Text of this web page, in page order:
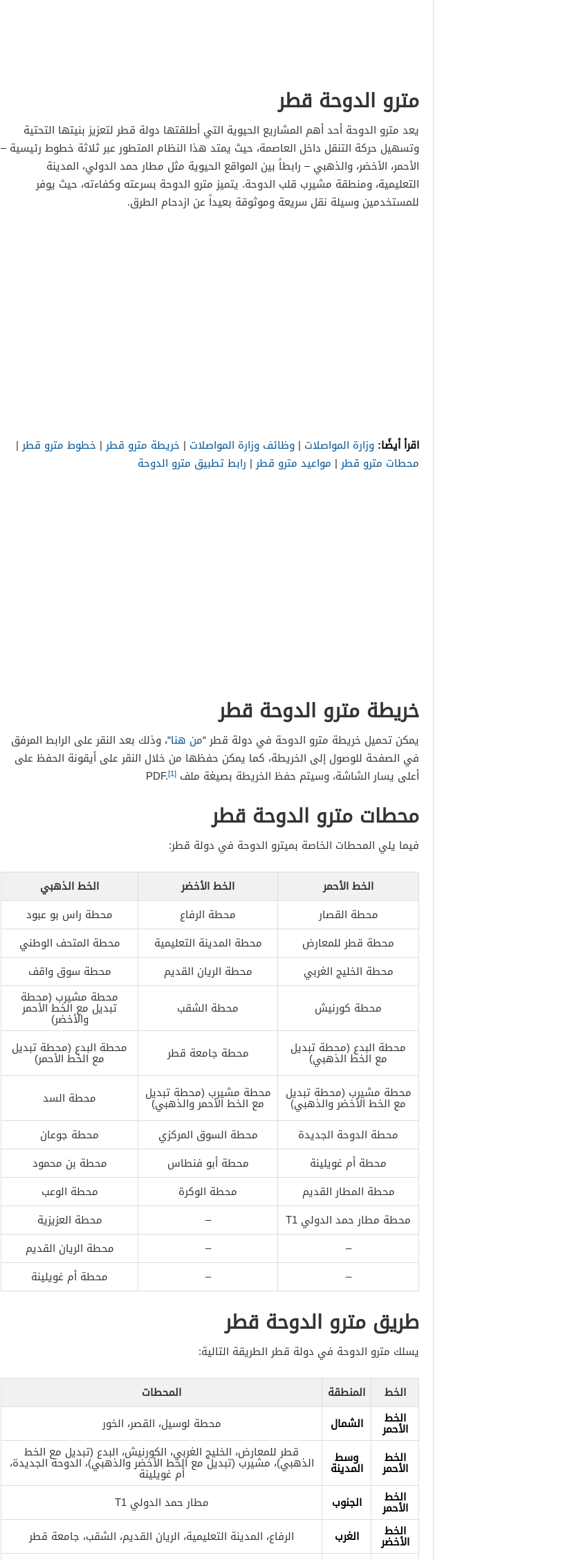
مترو الدوحة قطر
يعد مترو الدوحة أحد أهم المشاريع الحيوية التي أطلقتها دولة قطر لتعزيز بنيتها التحتية
وتسهيل حركة التنقل داخل العاصمة، حيث يمتد هذا النظام المتطور عبر ثلاثة خطوط رئيسية –
الأحمر، الأخضر، والذهبي – رابطاً بين المواقع الحيوية مثل مطار حمد الدولي، المدينة
التعليمية، ومنطقة مشيرب قلب الدوحة. يتميز مترو الدوحة بسرعته وكفاءته، حيث يوفر
للمستخدمين وسيلة نقل سريعة وموثوقة بعيداً عن ازدحام الطرق.
اقرأ أيضًا: وزارة المواصلات | وظائف وزارة المواصلات | خريطة مترو قطر| خطوط مترو قطر|
محطات مترو قطر| مواعيد مترو قطر| رابط تطبيق مترو الدوحة
خريطة مترو الدوحة قطر
يمكن تحميل خريطة مترو الدوحة في دولة قطر “من هنا“، وذلك بعد النقر على الرابط المرفق
في الصفحة للوصول إلى الخريطة، كما يمكن حفظها من خلال النقر على أيقونة الحفظ على
أعلى يسار الشاشة، وسيتم حفظ الخريطة بصيغة ملف PDF. [1]
محطات مترو الدوحة قطر
فيما يلي المحطات الخاصة بميترو الدوحة في دولة قطر:
الخط الأحمر الخط الأخضر
الخط الذهبي
محطة القصار
محطة الرفاع
محطة راس بو عبود
محطة قطر للمعارض
محطة المدينة التعليمية
محطة المتحف الوطني
محطة الخليج الغربي
محطة الريان القديم
محطة سوق واقف
محطة كورنيش
محطة الشقب
محطة مشيرب (محطة
تبديل مع الخط الأحمر
والأخضر)
محطة البدع (محطة تبديل
مع الخط الذهبي) محطة جامعة قطر محطة البدع (محطة تبديل
مع الخط الأحمر)
محطة مشيرب (محطة تبديل
مع الخط الأخضر والذهبي)
محطة مشيرب (محطة تبديل
مع الخط الأحمر والذهبي)
محطة السد
محطة الدوحة الجديدة
محطة السوق المركزي
محطة جوعان
محطة أم غويلينة
محطة أبو فنطاس
محطة بن محمود
محطة المطار القديم
محطة الوكرة
محطة الوعب
محطة مطار حمد الدولي T1
–
محطة العزيزية
–
–
محطة الريان القديم
–
– محطة أم غويلينة
طريق مترو الدوحة قطر
يسلك مترو الدوحة في دولة قطر الطريقة التالية:
الخط المنطقة
المحطات
الخط
الأحمر الشمال
محطة لوسيل، القصر، الخور
الخط
الأحمر
وسط
المدينة
قطر للمعارض، الخليج الغربي، الكورنيش، البدع (تبديل مع الخط
الذهبي)، مشيرب (تبديل مع الخط الأخضر والذهبي)، الدوحة الجديدة،
أم غويلينة
الخط
الأحمر الجنوب
مطار حمد الدولي T1
الخط
الأخضر الغرب الرفاع، المدينة التعليمية، الريان القديم، الشقب، جامعة قطر